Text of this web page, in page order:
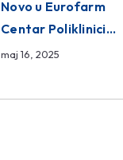
Novo u Eurofarm
Centar Poliklinici
Tuzla – opća, dječija i
hirurgija
maj 16, 2025